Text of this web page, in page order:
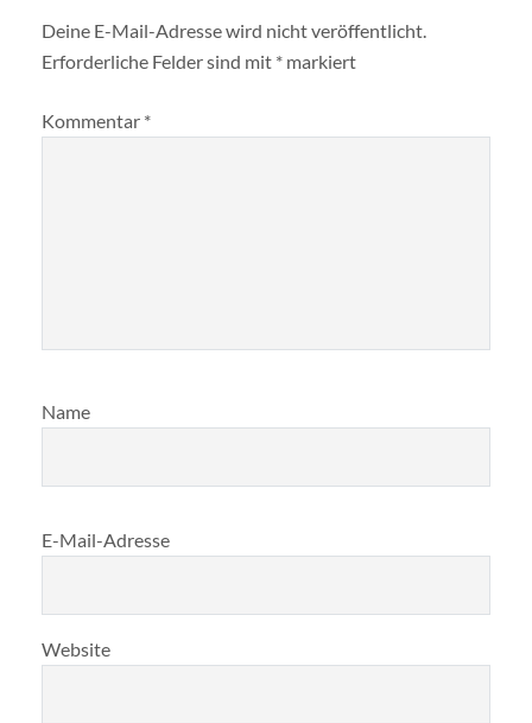
Deine E-Mail-Adresse wird nicht veröffentlicht.
Erforderliche Felder sind mit * markiert
Kommentar *
Name
E-Mail-Adresse
Website